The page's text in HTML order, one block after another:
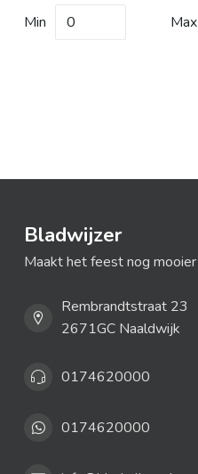
Min Max
Bladwijzer
Maakt het feest nog mooier
Rembrandtstraat 23
2671GC Naaldwijk
0174620000
0174620000